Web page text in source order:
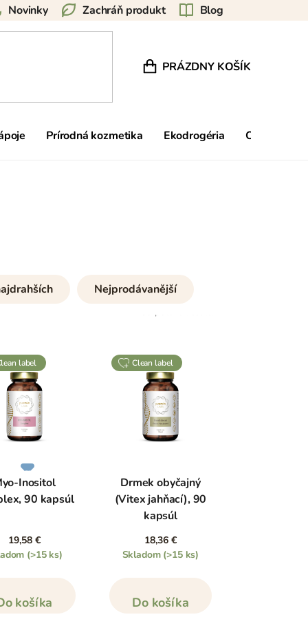
Blog
Zachráň produkt
Novinky
NÁKUPNÝ KOŠÍK
PRÁZDNY KOŠÍK
Prírodná kozmetika Ekodrogéria Ostatné
Nejprodávanější
clean label
Inositol
90 kapsúl
19,58 €
(>15 ks)
košíka
clean label
Drmek obyčajný
(Vitex jahňací), 90
kapsúl
18,36 €
Skladom (>15 ks)
Do košíka